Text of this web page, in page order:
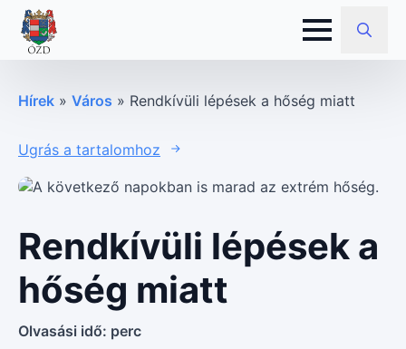
Search
Hírek » Város » Rendkívüli lépések a hőség miatt
Ugrás a tartalomhoz
Rendkívüli lépések a
hőség miatt
Olvasási idő: perc